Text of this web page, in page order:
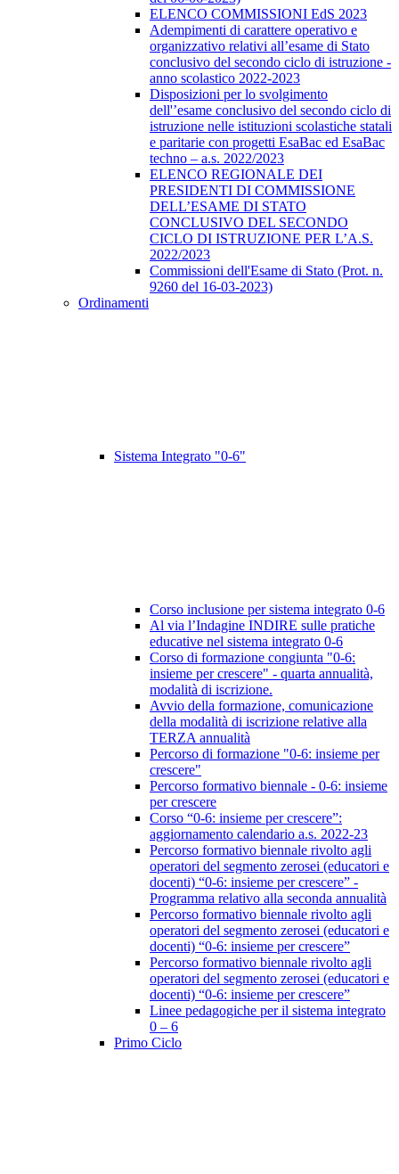
ELENCO COMMISSIONI EdS 2023
Adempimenti di carattere operativo e
organizzativo relativi all’esame di Stato
conclusivo del secondo ciclo di istruzione -
anno scolastico 2022-2023
Disposizioni per lo svolgimento
dell'’esame conclusivo del secondo ciclo di
istruzione nelle istituzioni scolastiche statali
e paritarie con progetti EsaBac ed EsaBac
techno – a.s. 2022/2023
ELENCO REGIONALE DEI
PRESIDENTI DI COMMISSIONE
DELL’ESAME DI STATO
CONCLUSIVO DEL SECONDO
CICLO DI ISTRUZIONE PER L’A.S.
2022/2023
Commissioni dell'Esame di Stato (Prot. n.
9260 del 16-03-2023)
Ordinamenti
Sistema Integrato "0-6"
Corso inclusione per sistema integrato 0-6
Al via l’Indagine INDIRE sulle pratiche
educative nel sistema integrato 0-6
Corso di formazione congiunta "0-6:
insieme per crescere" - quarta annualità,
modalità di iscrizione.
Avvio della formazione, comunicazione
della modalità di iscrizione relative alla
TERZA annualità
Percorso di formazione "0-6: insieme per
crescere"
Percorso formativo biennale - 0-6: insieme
per crescere
Corso “0-6: insieme per crescere”:
aggiornamento calendario a.s. 2022-23
Percorso formativo biennale rivolto agli
operatori del segmento zerosei (educatori e
docenti) “0-6: insieme per crescere” -
Programma relativo alla seconda annualità
Percorso formativo biennale rivolto agli
operatori del segmento zerosei (educatori e
docenti) “0-6: insieme per crescere”
Percorso formativo biennale rivolto agli
operatori del segmento zerosei (educatori e
docenti) “0-6: insieme per crescere”
Linee pedagogiche per il sistema integrato
0 – 6
Primo Ciclo